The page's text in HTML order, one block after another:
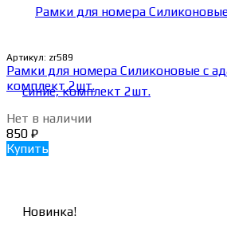
Артикул: zr589
Рамки для номера Силиконовые с
комплект 2шт.
Нет в наличии
850 ₽
Купить
Новинка!